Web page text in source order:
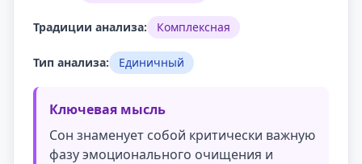
Традиции анализа: Комплексная
Тип анализа: Единичный
Ключевая мысль
Сон знаменует собой критически важную
фазу эмоционального очищения и